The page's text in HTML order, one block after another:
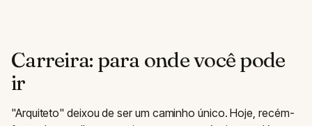
Carreira: para onde você pode
ir
"Arquiteto" deixou de ser um caminho único. Hoje, recém-